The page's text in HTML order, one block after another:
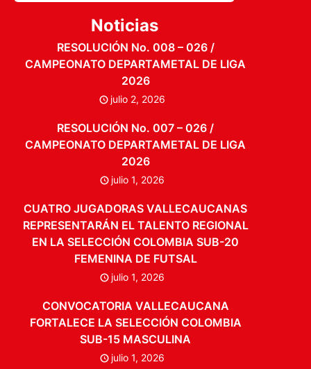
Noticias
RESOLUCIÓN No. 008 – 026 /
CAMPEONATO DEPARTAMETAL DE LIGA
2026
julio 2, 2026
RESOLUCIÓN No. 007 – 026 /
CAMPEONATO DEPARTAMETAL DE LIGA
2026
julio 1, 2026
CUATRO JUGADORAS VALLECAUCANAS
REPRESENTARÁN EL TALENTO REGIONAL
EN LA SELECCIÓN COLOMBIA SUB-20
FEMENINA DE FUTSAL
julio 1, 2026
CONVOCATORIA VALLECAUCANA
FORTALECE LA SELECCIÓN COLOMBIA
SUB-15 MASCULINA
julio 1, 2026